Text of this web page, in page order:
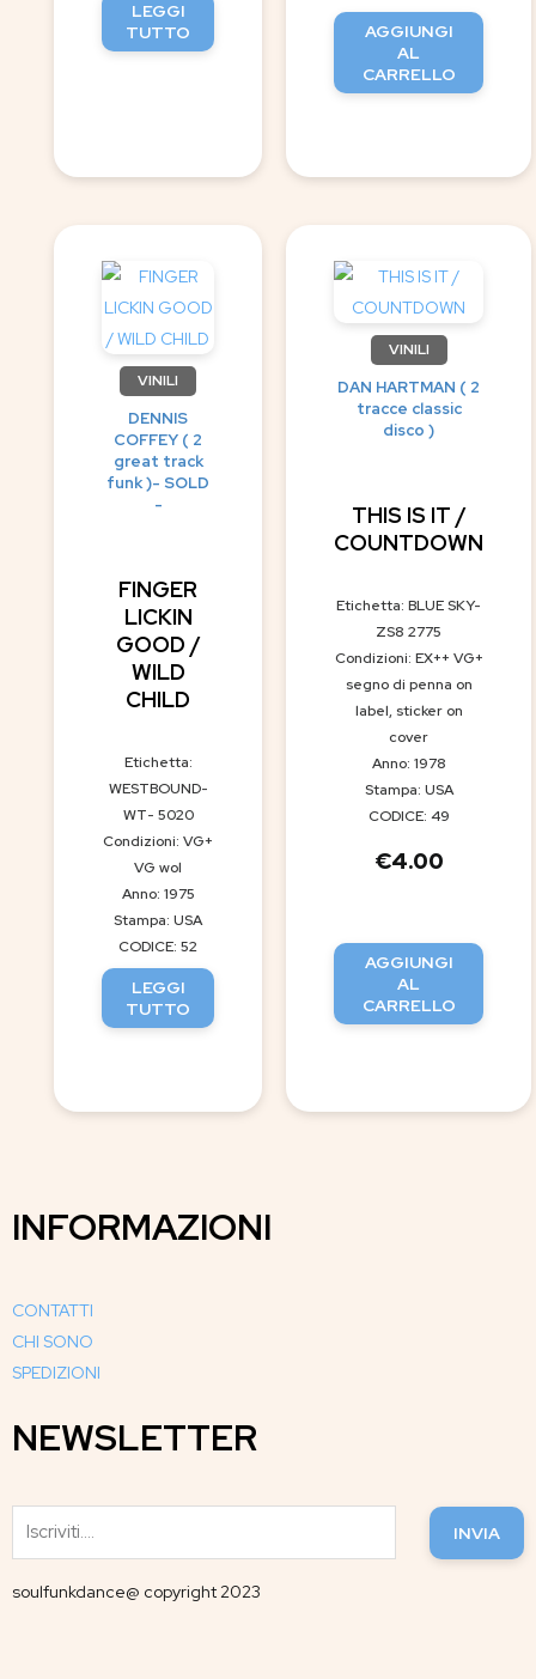
LEGGI
TUTTO
AGGIUNGI
AL
CARRELLO
VINILI
DENNIS
COFFEY ( 2
great track
funk )- SOLD
-
FINGER
LICKIN
GOOD /
WILD
CHILD
Etichetta:
WESTBOUND-
WT- 5020
Condizioni: VG+
VG wol
Anno: 1975
Stampa: USA
CODICE: 52
LEGGI
TUTTO
VINILI
DAN HARTMAN ( 2
tracce classic
disco )
THIS IS IT /
COUNTDOWN
Etichetta: BLUE SKY-
ZS8 2775
Condizioni: EX++ VG+
segno di penna on
label, sticker on
cover
Anno: 1978
Stampa: USA
CODICE: 49
€4.00
AGGIUNGI
AL
CARRELLO
INFORMAZIONI
CONTATTI
CHI SONO
SPEDIZIONI
NEWSLETTER
INVIA
soulfunkdance@ copyright 2023